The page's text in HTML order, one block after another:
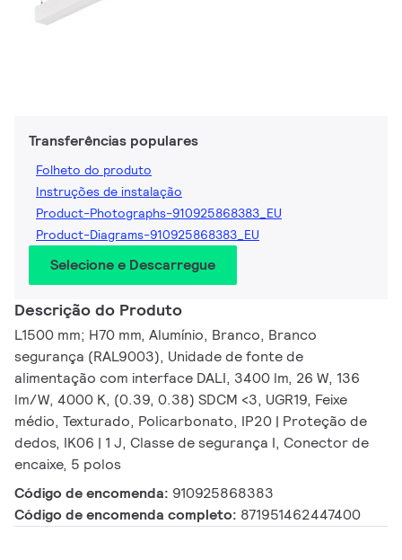
Transferências populares
Folheto do produto
Instruções de instalação
Product-Photographs-910925868383_EU
Product-Diagrams-910925868383_EU
Selecione e Descarregue
Descrição do Produto
L1500 mm; H70 mm, Alumínio, Branco, Branco
segurança (RAL9003), Unidade de fonte de
alimentação com interface DALI, 3400 lm, 26 W, 136
lm/W, 4000 K, (0.39, 0.38) SDCM <3, UGR19, Feixe
médio, Texturado, Policarbonato, IP20 | Proteção de
dedos, IK06 | 1 J, Classe de segurança I, Conector de
encaixe, 5 polos
Código de encomenda: 910925868383
Código de encomenda completo: 871951462447400